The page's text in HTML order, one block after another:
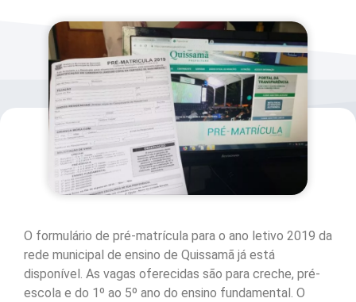
O formulário de pré-matrícula para o ano letivo 2019 da
rede municipal de ensino de Quissamã já está
disponível. As vagas oferecidas são para creche, pré-
escola e do 1º ao 5º ano do ensino fundamental. O